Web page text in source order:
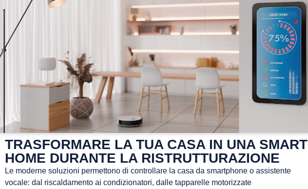
TRASFORMARE LA TUA CASA IN UNA SMART
HOME DURANTE LA RISTRUTTURAZIONE
Le moderne soluzioni permettono di controllare la casa da smartphone o assistente
vocale: dal riscaldamento ai condizionatori, dalle tapparelle motorizzate